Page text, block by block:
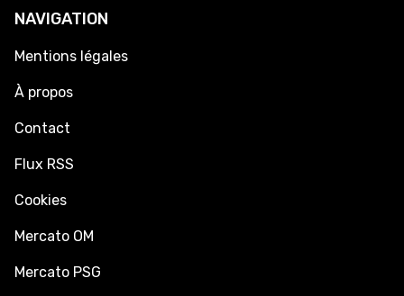
NAVIGATION
Mentions légales
À propos
Contact
Flux RSS
Cookies
Mercato OM
Mercato PSG